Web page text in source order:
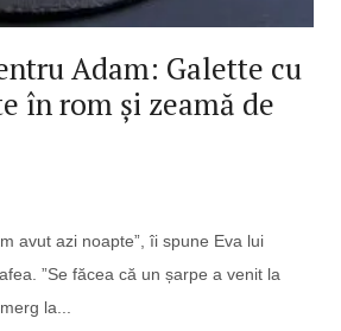
Adam: Galette cu
în rom și zeamă de
avut azi noapte”, îi spune Eva lui
”Se făcea că un șarpe a venit la
la...